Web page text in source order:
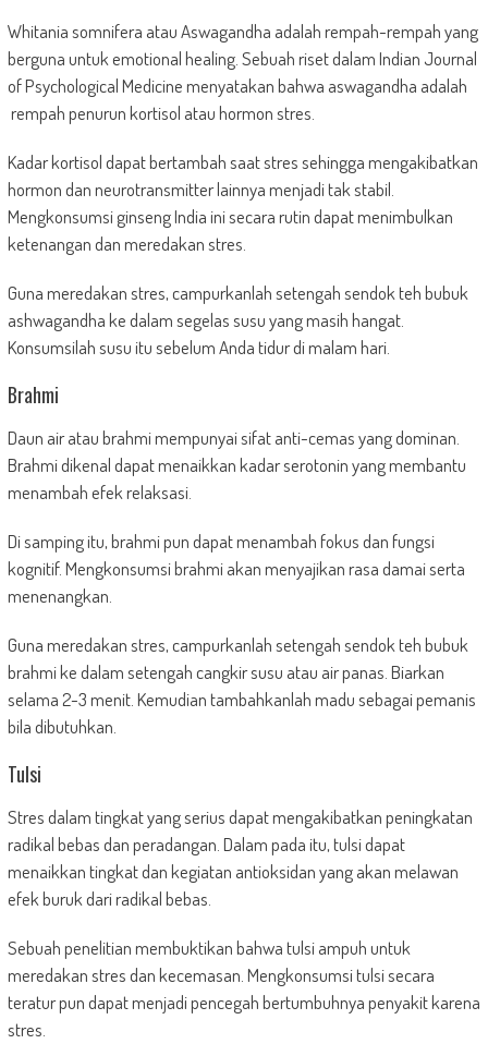
Whitania somnifera atau Aswagandha adalah rempah-rempah yang
berguna untuk emotional healing. Sebuah riset dalam Indian Journal
of Psychological Medicine menyatakan bahwa aswagandha adalah
rempah penurun kortisol atau hormon stres.
Kadar kortisol dapat bertambah saat stres sehingga mengakibatkan
hormon dan neurotransmitter lainnya menjadi tak stabil.
Mengkonsumsi ginseng India ini secara rutin dapat menimbulkan
ketenangan dan meredakan stres.
Guna meredakan stres, campurkanlah setengah sendok teh bubuk
ashwagandha ke dalam segelas susu yang masih hangat.
Konsumsilah susu itu sebelum Anda tidur di malam hari.
Brahmi
Daun air atau brahmi mempunyai sifat anti-cemas yang dominan.
Brahmi dikenal dapat menaikkan kadar serotonin yang membantu
menambah efek relaksasi.
Di samping itu, brahmi pun dapat menambah fokus dan fungsi
kognitif. Mengkonsumsi brahmi akan menyajikan rasa damai serta
menenangkan.
Guna meredakan stres, campurkanlah setengah sendok teh bubuk
brahmi ke dalam setengah cangkir susu atau air panas. Biarkan
selama 2-3 menit. Kemudian tambahkanlah madu sebagai pemanis
bila dibutuhkan.
Tulsi
Stres dalam tingkat yang serius dapat mengakibatkan peningkatan
radikal bebas dan peradangan. Dalam pada itu, tulsi dapat
menaikkan tingkat dan kegiatan antioksidan yang akan melawan
efek buruk dari radikal bebas.
Sebuah penelitian membuktikan bahwa tulsi ampuh untuk
meredakan stres dan kecemasan. Mengkonsumsi tulsi secara
teratur pun dapat menjadi pencegah bertumbuhnya penyakit karena
stres.